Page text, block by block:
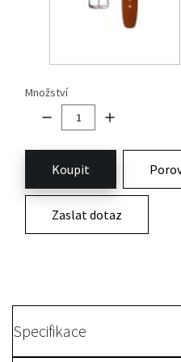
Množství
Koupit
Zaslat dotaz
Specifikace